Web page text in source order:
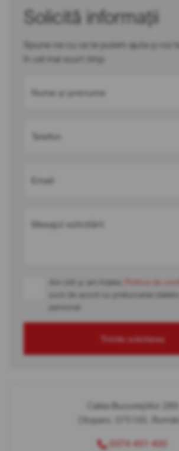
Solicită informații
Spune-ne cu ce te putem ajuta și noi
în cel mai scurt timp
Nume și prenume
Telefon
Email
Mesajul solicitării
Am citit și am înțeles Politica de
sunt de acord cu prelucrarea
personal
Trimite solicitarea
Calea Bucureștilor 289
Otopeni, 075100,
0374 451 400